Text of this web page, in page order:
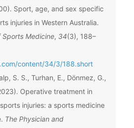
Sport, age, and sex specific
injuries in Western Australia.
Sports Medicine, 34(3), 188–
content/34/3/188.short
S. S., Turhan, E., Dönmez, G.,
Operative treatment in
injuries: a sports medicine
The Physician and